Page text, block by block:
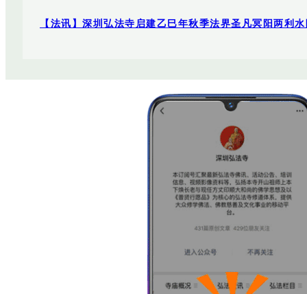
【法讯】深圳弘法寺启建乙巳年秋季法界圣凡冥阳两利